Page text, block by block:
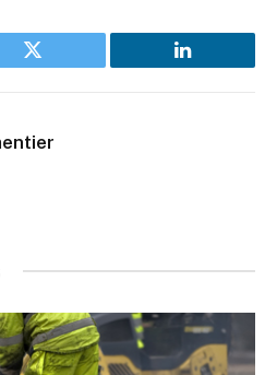
Twitter LinkedIn